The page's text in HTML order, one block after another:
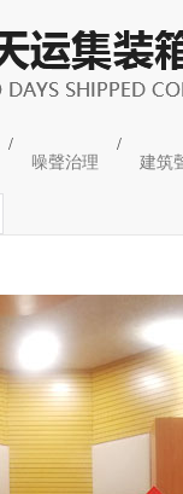
/
噪聲治理
/
建筑
與演播室